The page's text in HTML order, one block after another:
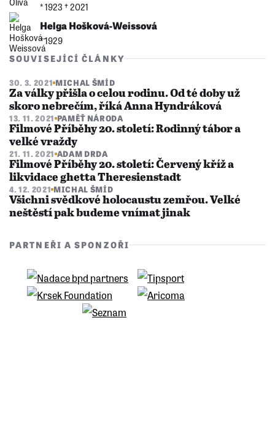
* 1923 †︎ 2021
Helga Hošková-Weissová
* 1929
SOUVISEJÍCÍ ČLÁNKY
30. 3. 2021 MICHAL ŠMÍD
Za války přišla o celou rodinu. Od té doby už
skoro nebrečím, říká Anna Hyndráková
13. 11. 2021 PAMĚŤ NÁRODA
Filmové Příběhy 20. století: Rodinný tábor a
velké vraždy
21. 11. 2021 ADAM DRDA
Filmové Příběhy 20. století: Červený kříž a
likvidace ghetta Theresienstadt
4. 12. 2021 MICHAL ŠMÍD
Všichni svědkové holocaustu zemřou. Velké
neštěstí pak budeme vnímat jinak
PARTNEŘI A SPONZOŘI